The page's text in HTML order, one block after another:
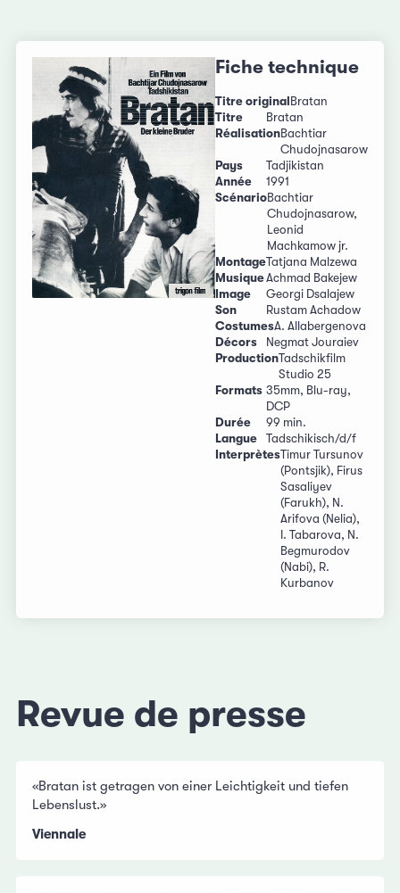
Fiche technique
Titre original Bratan
Titre
Bratan
RéalisationBachtiar
Chudojnasarow
Pays
Tadjikistan
Année
1991
ScénarioBachtiar
Chudojnasarow,
Leonid
Machkamow jr.
MontageTatjana Malzewa
MusiqueAchmad Bakejew
Image
Georgi Dsalajew
Son
Rustam Achadow
CostumesA. Allabergenova
Décors
Negmat Jouraiev
ProductionTadschikfilm
Studio 25
Formats 35mm, Blu-ray,
DCP
Durée
99 min.
Langue
Tadschikisch/d/f
InterprètesTimur Tursunov
(Pontsjik), Firus
Sasaliyev
(Farukh), N.
Arifova (Nelia),
I. Tabarova, N.
Begmurodov
(Nabi), R.
Kurbanov
Revue de presse
«Bratan ist getragen von einer Leichtigkeit und tiefen
Lebenslust.»
Viennale